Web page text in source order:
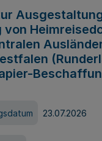
23.07.2026